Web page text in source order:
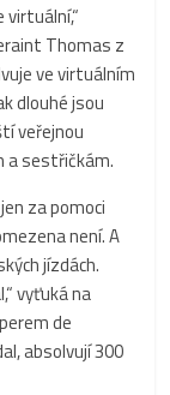
virtuální,“
Thomas z
ve virtuálním
dlouhé jsou
veřejnou
a sestřičkám.
za pomoci
není. A
jízdách.
vyťuká na
de
absolvují 300